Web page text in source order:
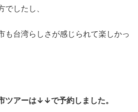
でしたし、
も台湾らしさが感じられて楽しかっ
ツアーは↓↓で予約しました。